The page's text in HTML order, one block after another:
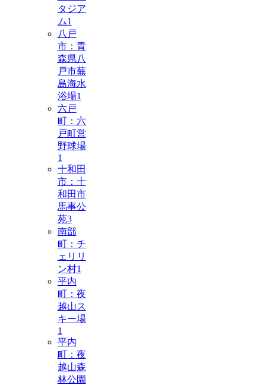
タジア
ム1
八戸
市：青
森県八
戸市蕪
島海水
浴場1
六戸
町：六
戸町営
野球場
1
十和田
市：十
和田市
馬事公
苑3
南部
町：チ
ェリリ
ン村1
平内
町：夜
越山ス
キー場
1
平内
町：夜
越山森
林公園